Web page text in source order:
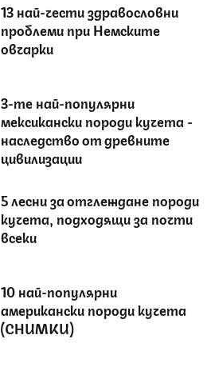
13 най-чести здравословни
проблеми при Немските
овчарки
3-те най-популярни
мексикански породи кучета -
наследство от древните
цивилизации
5 лесни за отглеждане породи
кучета, подходящи за почти
всеки
10 най-популярни
американски породи кучета
(СНИМКИ)